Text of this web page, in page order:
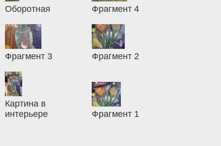
Оборотная Фрагмент 4
Фрагмент 3 Фрагмент 2
Картина в
интерьере
Фрагмент 1